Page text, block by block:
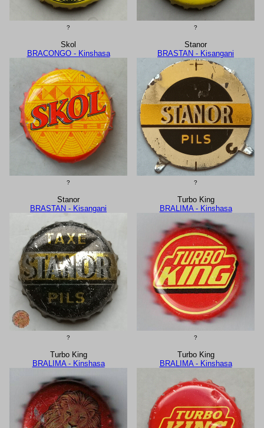
? ?
Skol
BRACONGO - Kinshasa
?
Stanor
BRASTAN - Kisangani
?
Stanor
BRASTAN - Kisangani
?
Turbo King
BRALIMA - Kinshasa
?
Turbo King
BRALIMA - Kinshasa
Turbo King
BRALIMA - Kinshasa